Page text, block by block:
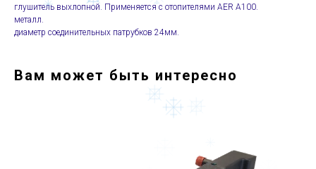
глушитель выхлопной. Применяется с отопителями AER А100.
металл.
диаметр соединительных патрубков 24мм.
Вам может быть интересно